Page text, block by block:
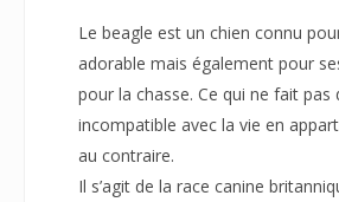
Le beagle est un chien connu
adorable mais également pour
pour la chasse. Ce qui ne fait pas
incompatible avec la vie en
au contraire.
Il s’agit de la race canine